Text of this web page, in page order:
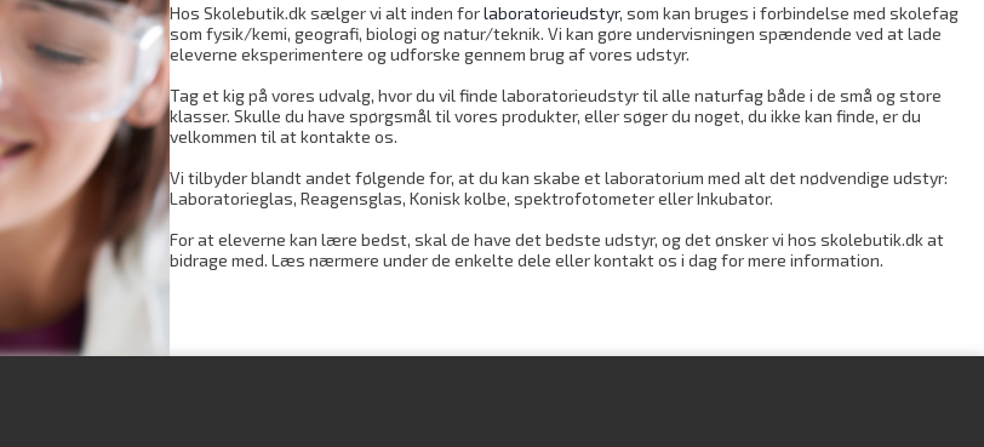
Hos Skolebutik.dk sælger vi alt inden forlaboratorieudstyr, som kan bruges i forbindelse med skolefag
som fysik/kemi, geografi, biologi og natur/teknik. Vi kan gøre undervisningen spændende ved at lade
eleverne eksperimentere og udforske gennem brug af vores udstyr.
Tag et kig på vores udvalg, hvor du vil finde laboratorieudstyr til alle naturfag både i de små og store
klasser. Skulle du have spørgsmål til vores produkter, eller søger du noget, du ikke kan finde, er du
velkommen til at kontakte os.
Vi tilbyder blandt andet følgende for, at du kan skabe et laboratorium med alt det nødvendige udstyr:
Laboratorieglas, Reagensglas, Konisk kolbe, spektrofotometer eller Inkubator.
For at eleverne kan lære bedst, skal de have det bedste udstyr, og det ønsker vi hos skolebutik.dk at
bidrage med. Læs nærmere under de enkelte dele eller kontakt os i dag for mere information.